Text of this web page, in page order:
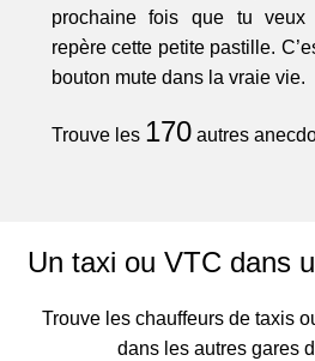
prochaine fois que tu veux
repère cette petite pastille.
bouton mute dans la vraie vie.
Trouve les 170autres
Un taxi ou VTC dans
Trouve les chauffeurs de taxis
dans les autres gares